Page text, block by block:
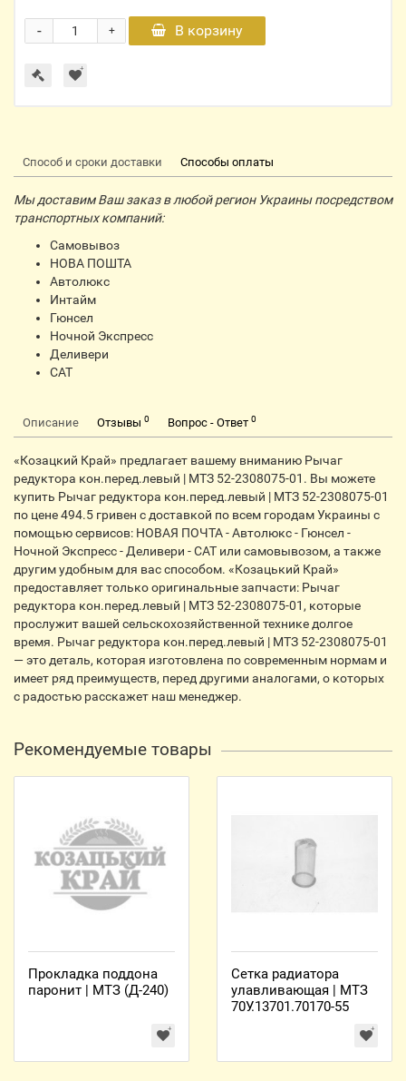
+
- В корзину
Способ и сроки доставки Способы оплаты
Мы доставим Ваш заказ в любой регион Украины посредством
транспортных компаний:
Самовывоз
НОВА ПОШТА
Автолюкс
Интайм
Гюнсел
Ночной Экспресс
Деливери
CАТ
Описание Отзывы 0 Вопрос - Ответ 0
«Козацкий Край» предлагает вашему вниманию Рычаг
редуктора кон.перед.левый | МТЗ 52-2308075-01. Вы можете
купить Рычаг редуктора кон.перед.левый | МТЗ 52-2308075-01
по цене 494.5 гривен с доставкой по всем городам Украины с
помощью сервисов: НОВАЯ ПОЧТА - Автолюкс - Гюнсел -
Ночной Экспресс - Деливери - CАТ или самовывозом, а также
другим удобным для вас способом. «Козацький Край»
предоставляет только оригинальные запчасти: Рычаг
редуктора кон.перед.левый | МТЗ 52-2308075-01, которые
прослужит вашей сельскохозяйственной технике долгое
время. Рычаг редуктора кон.перед.левый | МТЗ 52-2308075-01
— это деталь, которая изготовлена по современным нормам и
имеет ряд преимуществ, перед другими аналогами, о которых
с радостью расскажет наш менеджер.
Рекомендуемые товары
Прокладка поддона
паронит | МТЗ (Д-240)
Сетка радиатора
улавливающая | МТЗ
70У.13701.70170-55